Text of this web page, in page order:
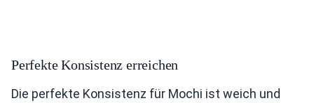
Perfekte Konsistenz erreichen
Die perfekte Konsistenz für Mochi ist weich und